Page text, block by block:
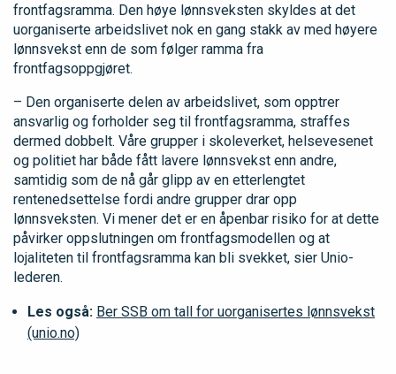
frontfagsramma. Den høye lønnsveksten skyldes at det
uorganiserte arbeidslivet nok en gang stakk av med høyere
lønnsvekst enn de som følger ramma fra
frontfagsoppgjøret.
– Den organiserte delen av arbeidslivet, som opptrer
ansvarlig og forholder seg til frontfagsramma, straffes
dermed dobbelt. Våre grupper i skoleverket, helsevesenet
og politiet har både fått lavere lønnsvekst enn andre,
samtidig som de nå går glipp av en etterlengtet
rentenedsettelse fordi andre grupper drar opp
lønnsveksten. Vi mener det er en åpenbar risiko for at dette
påvirker oppslutningen om frontfagsmodellen og at
lojaliteten til frontfagsramma kan bli svekket, sier Unio-
lederen.
Les også: Ber SSB om tall for uorganisertes lønnsvekst
(unio.no)